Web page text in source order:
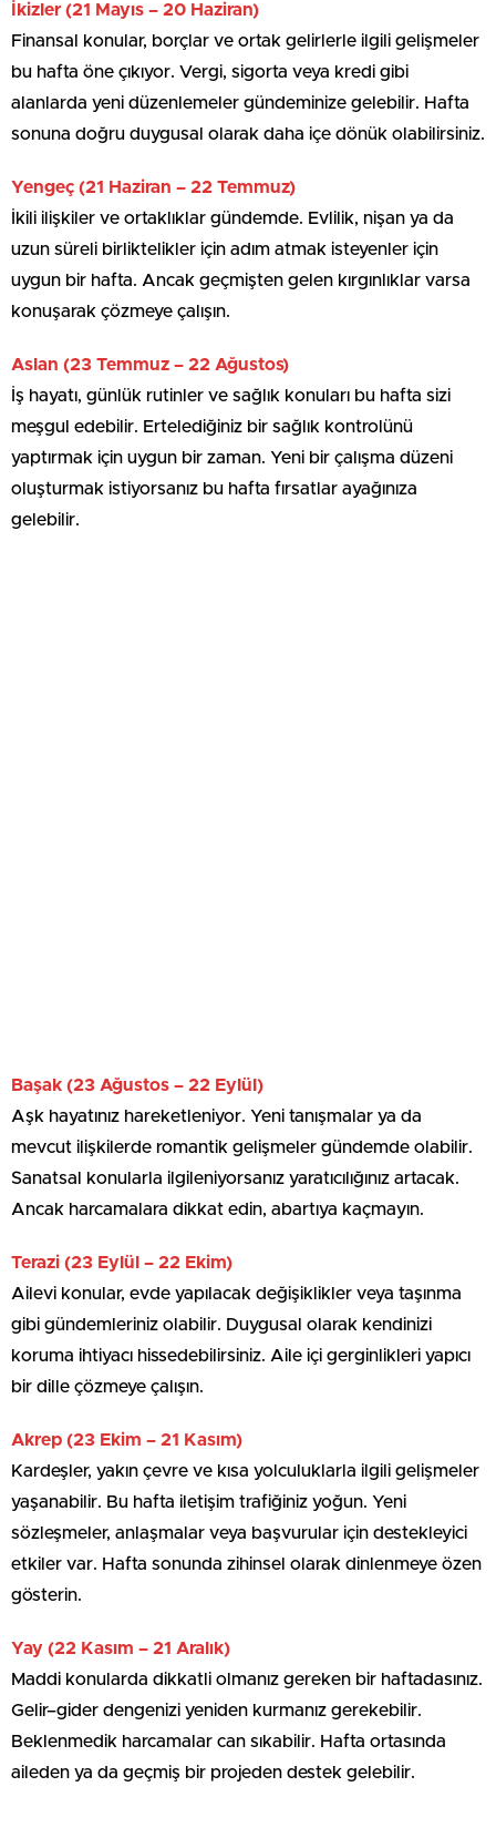
İkizler (21 Mayıs – 20 Haziran)
Finansal konular, borçlar ve ortak gelirlerle ilgili gelişmeler
bu hafta öne çıkıyor. Vergi, sigorta veya kredi gibi
alanlarda yeni düzenlemeler gündeminize gelebilir. Hafta
sonuna doğru duygusal olarak daha içe dönük olabilirsiniz.
Yengeç (21 Haziran – 22 Temmuz)
İkili ilişkiler ve ortaklıklar gündemde. Evlilik, nişan ya da
uzun süreli birliktelikler için adım atmak isteyenler için
uygun bir hafta. Ancak geçmişten gelen kırgınlıklar varsa
konuşarak çözmeye çalışın.
Aslan (23 Temmuz – 22 Ağustos)
İş hayatı, günlük rutinler ve sağlık konuları bu hafta sizi
meşgul edebilir. Ertelediğiniz bir sağlık kontrolünü
yaptırmak için uygun bir zaman. Yeni bir çalışma düzeni
oluşturmak istiyorsanız bu hafta fırsatlar ayağınıza
gelebilir.
Başak (23 Ağustos – 22 Eylül)
Aşk hayatınız hareketleniyor. Yeni tanışmalar ya da
mevcut ilişkilerde romantik gelişmeler gündemde olabilir.
Sanatsal konularla ilgileniyorsanız yaratıcılığınız artacak.
Ancak harcamalara dikkat edin, abartıya kaçmayın.
Terazi (23 Eylül – 22 Ekim)
Ailevi konular, evde yapılacak değişiklikler veya taşınma
gibi gündemleriniz olabilir. Duygusal olarak kendinizi
koruma ihtiyacı hissedebilirsiniz. Aile içi gerginlikleri yapıcı
bir dille çözmeye çalışın.
Akrep (23 Ekim – 21 Kasım)
Kardeşler, yakın çevre ve kısa yolculuklarla ilgili gelişmeler
yaşanabilir. Bu hafta iletişim trafiğiniz yoğun. Yeni
sözleşmeler, anlaşmalar veya başvurular için destekleyici
etkiler var. Hafta sonunda zihinsel olarak dinlenmeye özen
gösterin.
Yay (22 Kasım – 21 Aralık)
Maddi konularda dikkatli olmanız gereken bir haftadasınız.
Gelir–gider dengenizi yeniden kurmanız gerekebilir.
Beklenmedik harcamalar can sıkabilir. Hafta ortasında
aileden ya da geçmiş bir projeden destek gelebilir.